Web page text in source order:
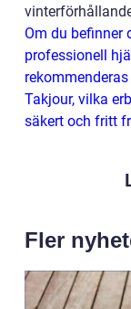
Om du befinner
professionell
Takjour, vilka
säkert och fritt
Fler